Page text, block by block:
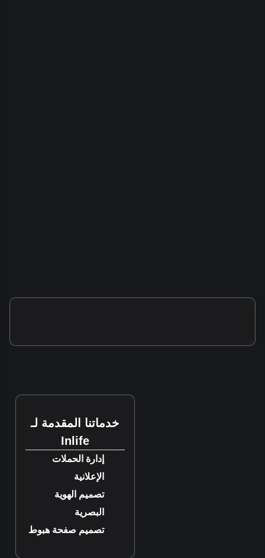
خدماتنا المقدمة لـ
Inlife
إدارة الحملات
الإعلانية
تصميم الهوية
البصرية
تصميم صفحة هبوط